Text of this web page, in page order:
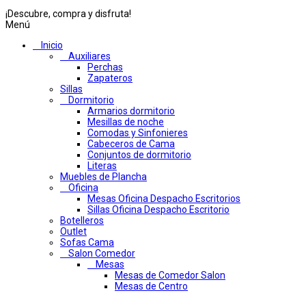
¡Descubre, compra y disfruta!
Menú
Inicio
Auxiliares
Perchas
Zapateros
Sillas
Dormitorio
Armarios dormitorio
Mesillas de noche
Comodas y Sinfonieres
Cabeceros de Cama
Conjuntos de dormitorio
Literas
Muebles de Plancha
Oficina
Mesas Oficina Despacho Escritorios
Sillas Oficina Despacho Escritorio
Botelleros
Outlet
Sofas Cama
Salon Comedor
Mesas
Mesas de Comedor Salon
Mesas de Centro